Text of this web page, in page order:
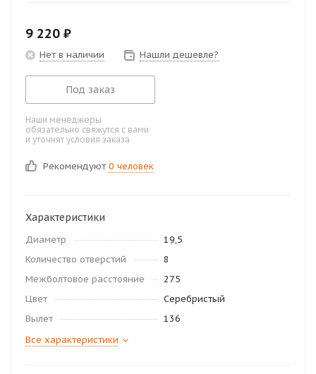
9 220 ₽
Нет в наличии Нашли дешевле?
Под заказ
Наши менеджеры
обязательно свяжутся с вами
и уточнят условия заказа
Рекомендуют 0 человек
Характеристики
Диаметр
19,5
Количество отверстий
8
Межболтовое расстояние
275
Цвет
Серебристый
Вылет
136
Все характеристики